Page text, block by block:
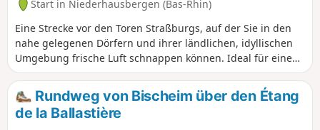
stellenweise leicht schlammig). Man
kann mit der Straßenbahnlinie E vom
Stadtzentrum aus hin- und
zurückgehen.
Start in Niederhausbergen (Bas-Rhin)
Eine Strecke vor den Toren Straßburgs, auf der Sie in den
nahe gelegenen Dörfern und ihrer ländlichen, idyllischen
Umgebung frische Luft schnappen können. Ideal für einen
kurzen Ausflug, auch mit dem Bus vom Zentrum der
Eurometropole aus erreichbar.
Rundweg von Bischeim über den Étang
de la Ballastière